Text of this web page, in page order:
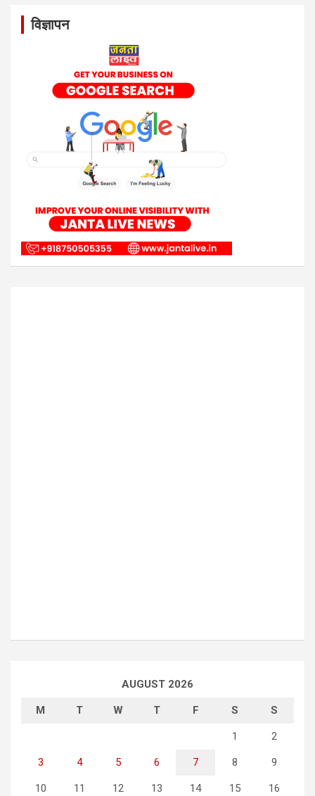
विज्ञापन
AUGUST 2026
M T W T F S S
1 2
3 4 5 6 7 8 9
10 11 12 13 14 15 16